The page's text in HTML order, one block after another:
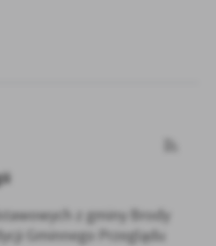
z gminy Brody
Gminnego Przeglądu